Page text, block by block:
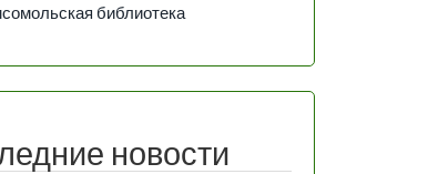
библиотека
новости